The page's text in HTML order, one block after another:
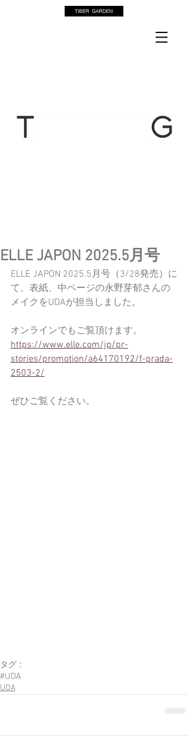
ELLE JAPON 2025.5月号
ELLE JAPON 2025.5月号（3/28発売）に
て、表紙、中ページの永野芽郁さんの
メイクをUDAが担当しました。
オンラインでもご覧頂けます。
https://www.elle.com/jp/pr-
stories/promotion/a64170192/f-prada-
2503-2/
ぜひご覧ください。
タグ：
#UDA
UDA